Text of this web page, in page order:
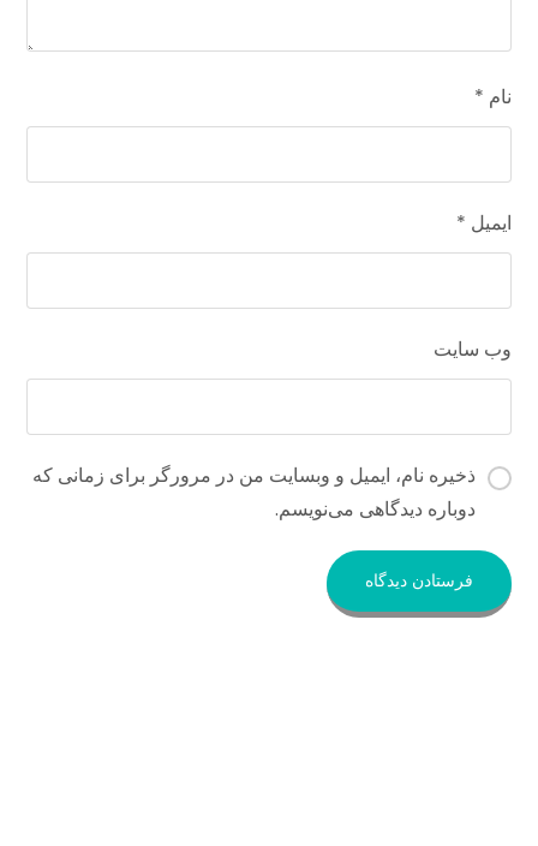
نام *
ایمیل *
وب‌ سایت
ذخیره نام، ایمیل و وبسایت من در مرورگر برای زمانی که
دوباره دیدگاهی می‌نویسم.